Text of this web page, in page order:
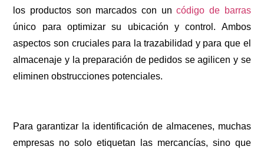
los productos son marcados con uncódigo de barras
único para optimizar su ubicación y control. Ambos
aspectos son cruciales para la trazabilidad y para que el
almacenaje y la preparación de pedidos se agilicen y se
eliminen obstrucciones potenciales.
Para garantizar la identificación de almacenes, muchas
empresas no solo etiquetan las mercancías, sino que